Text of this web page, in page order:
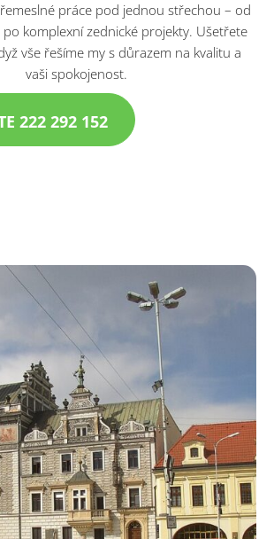
práce pod jednou střechou – od
komplexní zednické projekty. Ušetřete
vše řešíme my s důrazem na kvalitu a
vaši spokojenost.
222 292 152